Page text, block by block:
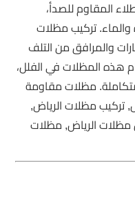
المقاوم للصدأ،
تركيب مظلات
والمرافق من التلف
هذه المظلات في الفلل،
متكاملة. مظلات مقاومة
تركيب مظلات الرياض,
الرياض, مظلات